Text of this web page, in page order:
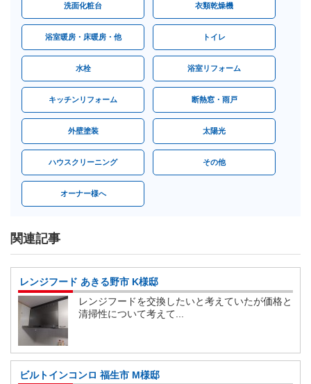
洗面化粧台 衣類乾燥機
浴室暖房・床暖房・他 トイレ
水栓 浴室リフォーム
キッチンリフォーム 断熱窓・雨戸
外壁塗装 太陽光
ハウスクリーニング その他
オーナー様へ
関連記事
レンジフード あきる野市 K様邸
レンジフードを交換したいと考えていたが価格と
清掃性について考えて...
ビルトインコンロ 福生市 M様邸